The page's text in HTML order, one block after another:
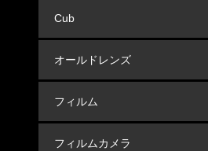
Cub
オールドレンズ
フィルム
フィルムカメラ